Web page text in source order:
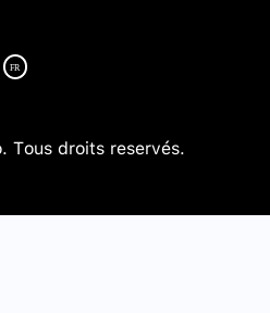
droits reservés.